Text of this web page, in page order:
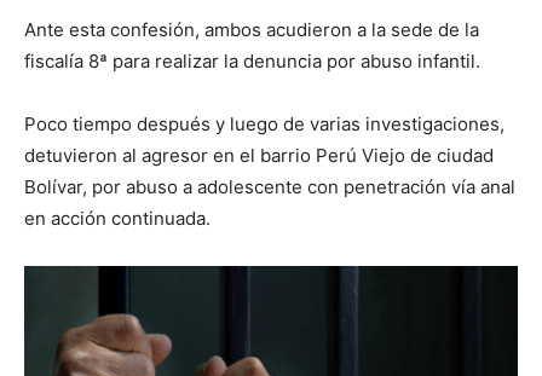
Ante esta confesión, ambos acudieron a la sede de la
fiscalía 8ª para realizar la denuncia por abuso infantil.
Poco tiempo después y luego de varias investigaciones,
detuvieron al agresor en el barrio Perú Viejo de ciudad
Bolívar, por abuso a adolescente con penetración vía anal
en acción continuada.